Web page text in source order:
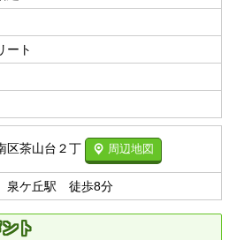
ート
区茶山台２丁 周辺地図
泉ケ丘駅 徒歩8分
ト